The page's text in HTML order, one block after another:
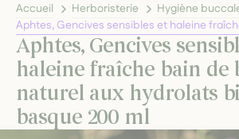
Accueil Herboristerie
Hygiène
Aphtes, Gencives sensibles et haleine
Aphtes, Gencives
haleine fraîche bain de
naturel aux hydrolats
basque 200 ml